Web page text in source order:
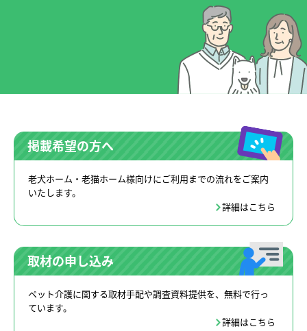
掲載希望の方へ
老犬ホーム・老猫ホーム様向けにご利用までの流れをご案内
いたします。
詳細はこちら
取材の申し込み
ペット介護に関する取材手配や調査資料提供を、無料で行っ
ています。
詳細はこちら